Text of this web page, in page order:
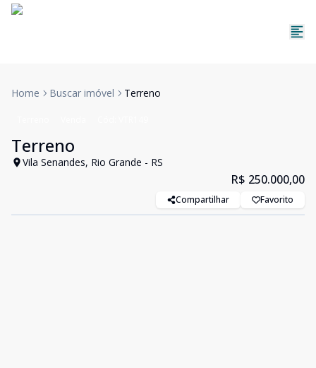
Home Buscar imóvel Terreno
Terreno
Vila Senandes, Rio Grande - RS
R$ 250.000,00
Compartilhar Favorito